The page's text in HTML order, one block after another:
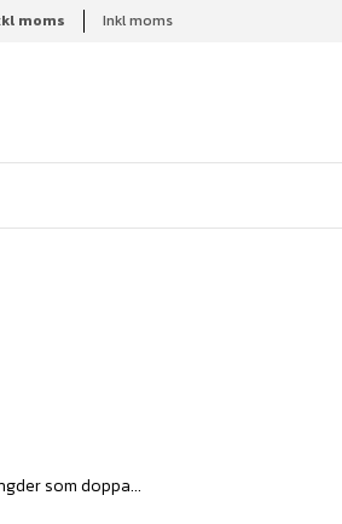
moms Inkl moms
som doppa...